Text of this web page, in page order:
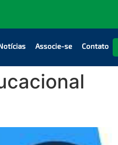
Associe-se Contato